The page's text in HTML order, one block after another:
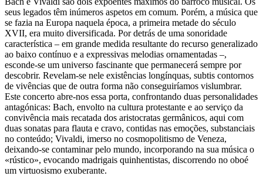
seus legados têm inúmeros aspetos em comum. Porém, a música que
se fazia na Europa naquela época, a primeira metade do século
XVII, era muito diversificada. Por detrás de uma sonoridade
característica – em grande medida resultante do recurso generalizado
ao baixo contínuo e a expressivas melodias ornamentadas –,
esconde-se um universo fascinante que permanecerá sempre por
descobrir. Revelam-se nele existências longínquas, subtis contornos
de vivências que de outra forma não conseguiríamos vislumbrar.
Este concerto abre-nos essa porta, confrontando duas personalidades
antagónicas: Bach, envolto na cultura protestante e ao serviço da
convivência mais recatada dos aristocratas germânicos, aqui com
duas sonatas para flauta e cravo, contidas nas emoções, substanciais
no conteúdo; Vivaldi, imerso no cosmopolitismo de Veneza,
deixando-se contaminar pelo mundo, incorporando na sua música o
«rústico», evocando madrigais quinhentistas, discorrendo no oboé
um virtuosismo exuberante.